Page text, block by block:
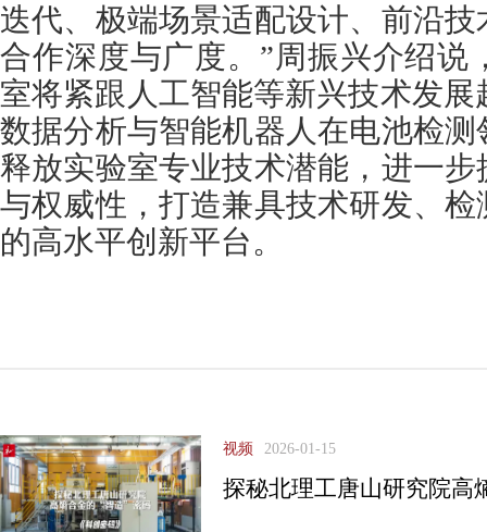
迭代、极端场景适配设计、前沿
合作深度与广度。”周振兴介绍说
室将紧跟人工智能等新兴技术发
数据分析与智能机器人在电池检
释放实验室专业技术潜能，进一
与权威性，打造兼具技术研发、
的高水平创新平台。
视频 2026-01-15
探秘北理工唐山研究院高